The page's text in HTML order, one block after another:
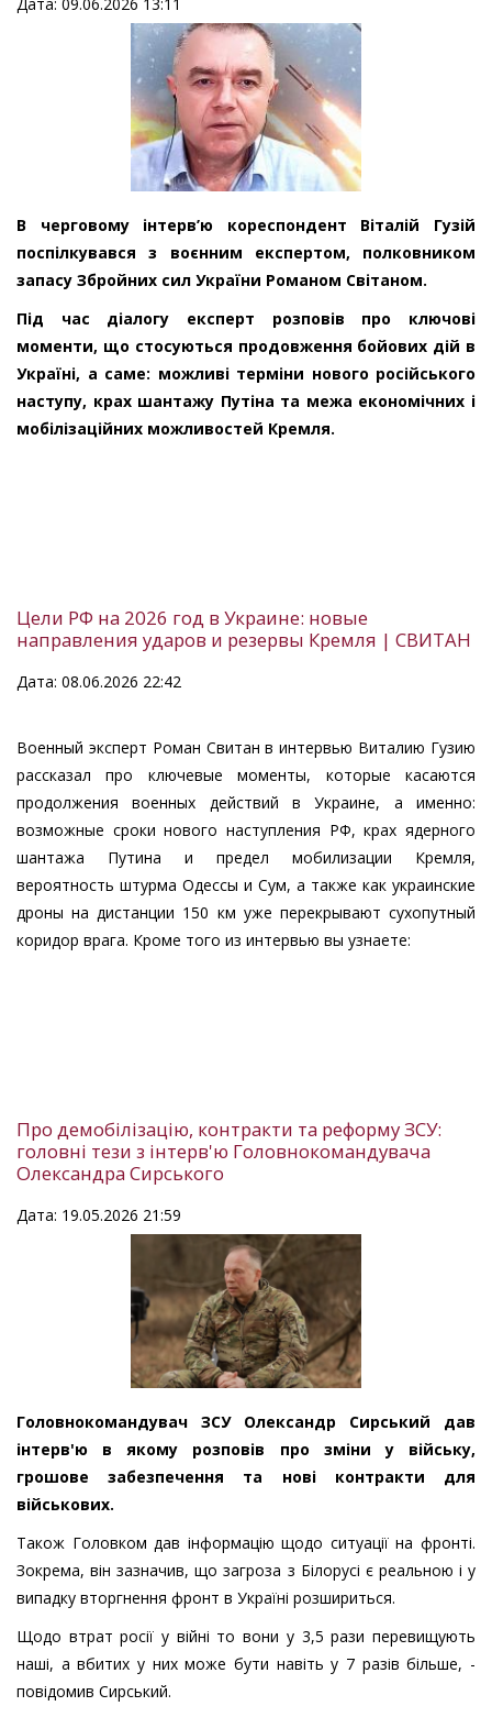
В черговому інтерв’ю кореспондент Віталій Гузій
поспілкувався з воєнним експертом, полковником
запасу Збройних сил України Романом Світаном.
Під час діалогу експерт розповів про ключові
моменти, що стосуються продовження бойових дій в
Україні, а саме: можливі терміни нового російського
наступу, крах шантажу Путіна та межа економічних і
мобілізаційних можливостей Кремля.
Цели РФ на 2026 год в Украине: новые
направления ударов и резервы Кремля | СВИТАН
Дата: 08.06.2026 22:42
Военный эксперт Роман Свитан в интервью Виталию Гузию
рассказал про ключевые моменты, которые касаются
продолжения военных действий в Украине, а именно:
возможные сроки нового наступления РФ, крах ядерного
шантажа Путина и предел мобилизации Кремля,
вероятность штурма Одессы и Сум, а также как украинские
дроны на дистанции 150 км уже перекрывают сухопутный
коридор врага. Кроме того из интервью вы узнаете:
Про демобілізацію, контракти та реформу ЗСУ:
головні тези з інтерв'ю Головнокомандувача
Олександра Сирського
Дата: 19.05.2026 21:59
Головнокомандувач ЗСУ Олександр Сирський дав
інтерв'ю в якому розповів про зміни у війську,
грошове забезпечення та нові контракти для
військових.
Також Головком дав інформацію щодо ситуації на фронті.
Зокрема, він зазначив, що загроза з Білорусі є реальною і у
випадку вторгнення фронт в Україні розшириться.
Щодо втрат росії у війні то вони у 3,5 рази перевищують
наші, а вбитих у них може бути навіть у 7 разів більше, -
повідомив Сирський.